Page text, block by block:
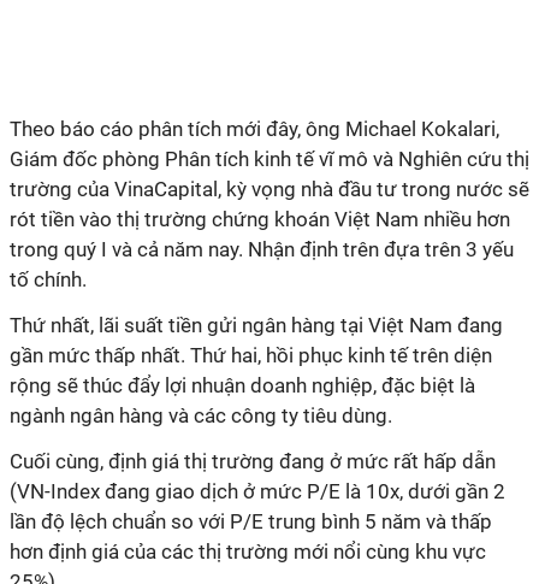
Theo báo cáo phân tích mới đây, ông Michael Kokalari,
Giám đốc phòng Phân tích kinh tế vĩ mô và Nghiên cứu thị
trường của VinaCapital, kỳ vọng nhà đầu tư trong nước sẽ
rót tiền vào thị trường chứng khoán Việt Nam nhiều hơn
trong quý I và cả năm nay. Nhận định trên đựa trên 3 yếu
tố chính.
Thứ nhất, lãi suất tiền gửi ngân hàng tại Việt Nam đang
gần mức thấp nhất. Thứ hai, hồi phục kinh tế trên diện
rộng sẽ thúc đẩy lợi nhuận doanh nghiệp, đặc biệt là
ngành ngân hàng và các công ty tiêu dùng.
Cuối cùng, định giá thị trường đang ở mức rất hấp dẫn
(VN-Index đang giao dịch ở mức P/E là 10x, dưới gần 2
lần độ lệch chuẩn so với P/E trung bình 5 năm và thấp
hơn định giá của các thị trường mới nổi cùng khu vực